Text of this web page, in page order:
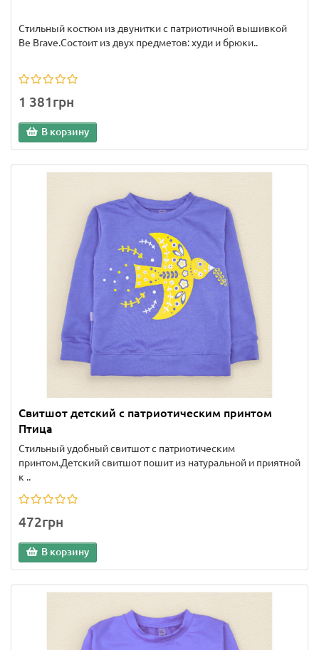
Стильный костюм из двунитки с патриотичной вышивкой
Be Brave.Состоит из двух предметов: худи и брюки..
1 381грн
В корзину
Свитшот детский с патриотическим принтом
Птица
Стильный удобный свитшот с патриотическим
принтом.Детский свитшот пошит из натуральной и приятной
к ..
472грн
В корзину